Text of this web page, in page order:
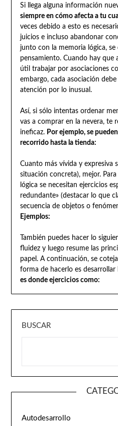
Si llega alguna información
siempre en cómo afecta a tu
veces debido a esto es
juicios e incluso abandonar
junto con la memoria lógica,
pensamiento. Cuando hay que
útil trabajar por asociaciones
embargo, cada asociación
atención por lo inusual.
Así, si sólo intentas ordenar
vas a comprar en la nevera, te
ineficaz. Por ejemplo, se
recorrido hasta la tienda:
Cuanto más vívida y expresiva
situación concreta), mejor.
lógica se necesitan ejercicios
redundante» (destacar lo que
secuencia de objetos o
Ejemplos:
También puedes hacer lo
fluidez y luego resume las
papel. A continuación, se
forma de hacerlo es desarrollar
es donde ejercicios como:
BUSCAR
Autodesarrollo